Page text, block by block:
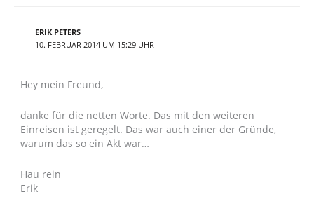
ERIK PETERS
10. FEBRUAR 2014 UM 15:29 UHR
Hey mein Freund,
danke für die netten Worte. Das mit den weiteren
Einreisen ist geregelt. Das war auch einer der Gründe,
warum das so ein Akt war…
Hau rein
Erik